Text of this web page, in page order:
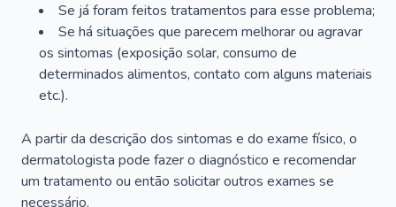
Se já foram feitos tratamentos para esse problema;
Se há situações que parecem melhorar ou agravar
os sintomas (exposição solar, consumo de
determinados alimentos, contato com alguns materiais
etc.).
A partir da descrição dos sintomas e do exame físico, o
dermatologista pode fazer o diagnóstico e recomendar
um tratamento ou então solicitar outros exames se
necessário.